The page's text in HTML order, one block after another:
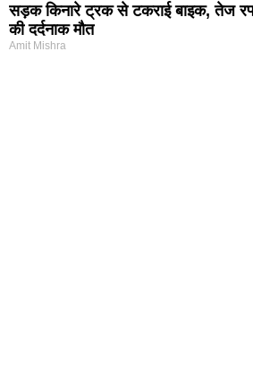
सड़क किनारे ट्रक से टकराई बाइक, तेज
की दर्दनाक मौत
Amit Mishra